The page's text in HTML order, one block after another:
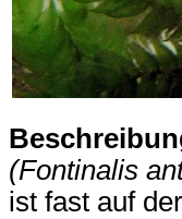
(Fontinalis
ist fast auf